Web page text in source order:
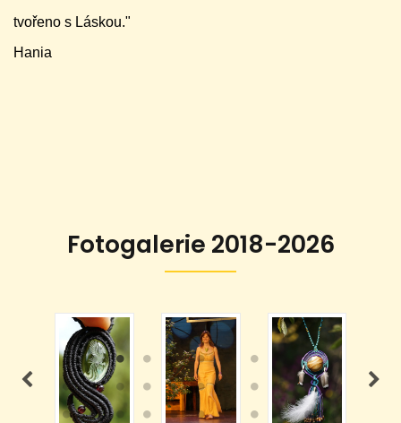
tvořeno s Láskou."
Hania
Fotogalerie 2018-2026